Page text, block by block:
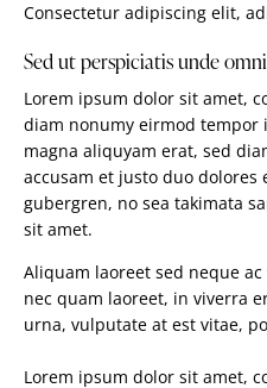
Consectetur adipiscing elit,
Sed ut perspiciatis unde
Lorem ipsum dolor sit amet,
diam nonumy eirmod
magna aliquyam erat, sed
accusam et justo duo dolores
gubergren, no sea takimata
sit amet.
Aliquam laoreet sed neque
nec quam laoreet, in viverra
urna, vulputate at est vitae,
Lorem ipsum dolor sit amet,